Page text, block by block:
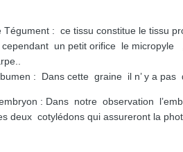
Tégument : ce tissu constitue le tissu
cependant un petit orifice le micropyle
: Dans cette graine il n’ y a
: Dans notre observation
cotylédons qui assureront la